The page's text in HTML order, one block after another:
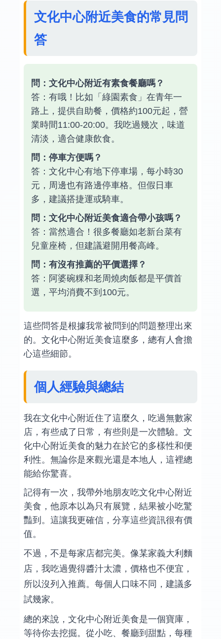
文化中心附近美食的常見問
答
問：文化中心附近有素食餐廳嗎？
答：有哦！比如「綠園素食」在青年一
路上，提供自助餐，價格約100元起，營
業時間11:00-20:00。我吃過幾次，味道
清淡，適合健康飲食。
問：停車方便嗎？
答：文化中心有地下停車場，每小時30
元，周邊也有路邊停車格。但假日車
多，建議搭捷運或騎車。
問：文化中心附近美食適合帶小孩嗎？
答：當然適合！很多餐廳如老新台菜有
兒童座椅，但建議避開用餐高峰。
問：有沒有推薦的平價選擇？
答：阿婆碗粿和老周燒肉飯都是平價首
選，平均消費不到100元。
這些問答是根據我常被問到的問題整理出來
的。文化中心附近美食這麼多，總有人會擔
心這些細節。
個人經驗與總結
我在文化中心附近住了這麼久，吃過無數家
店，有些成了日常，有些則是一次體驗。文
化中心附近美食的魅力在於它的多樣性和便
利性。無論你是來觀光還是本地人，這裡總
能給你驚喜。
記得有一次，我帶外地朋友吃文化中心附近
美食，他原本以為只有展覽，結果被小吃驚
豔到。這讓我更確信，分享這些資訊很有價
值。
不過，不是每家店都完美。像某家義大利麵
店，我吃過覺得醬汁太濃，價格也不便宜，
所以沒列入推薦。每個人口味不同，建議多
試幾家。
總的來說，文化中心附近美食是一個寶庫，
等待你去挖掘。從小吃、餐廳到甜點，每種